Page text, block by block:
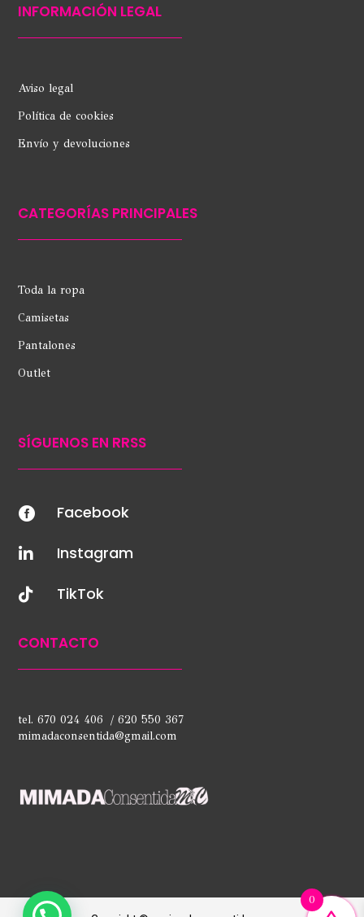
INFORMACIÓN LEGAL
Aviso legal
Política de cookies
Envío y devoluciones
CATEGORÍAS PRINCIPALES
Toda la ropa
Camisetas
Pantalones
Outlet
SÍGUENOS EN RRSS
 Facebook
 Instagram
 TikTok
CONTACTO
tel. 670 024 406 / 620 550 367
mimadaconsentida@gmail.com
0